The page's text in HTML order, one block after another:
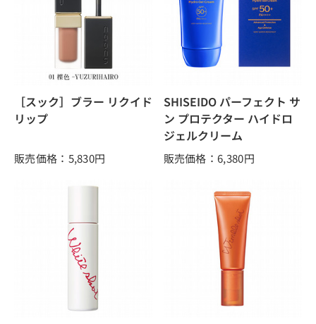
［スック］ブラー リクイド
リップ
販売価格：5,830円
SHISEIDO パーフェクト サ
ン プロテクター ハイドロ
ジェルクリーム
販売価格：6,380円